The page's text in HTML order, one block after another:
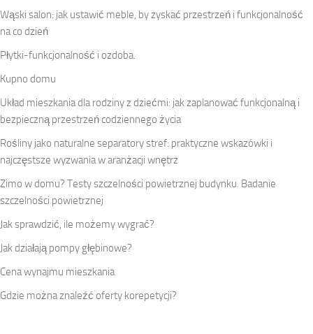
Wąski salon: jak ustawić meble, by zyskać przestrzeń i funkcjonalność
na co dzień
Płytki-funkcjonalność i ozdoba.
Kupno domu
Układ mieszkania dla rodziny z dziećmi: jak zaplanować funkcjonalną i
bezpieczną przestrzeń codziennego życia
Rośliny jako naturalne separatory stref: praktyczne wskazówki i
najczęstsze wyzwania w aranżacji wnętrz
Zimo w domu? Testy szczelności powietrznej budynku. Badanie
szczelności powietrznej
Jak sprawdzić, ile możemy wygrać?
Jak działają pompy głębinowe?
Cena wynajmu mieszkania
Gdzie można znaleźć oferty korepetycji?